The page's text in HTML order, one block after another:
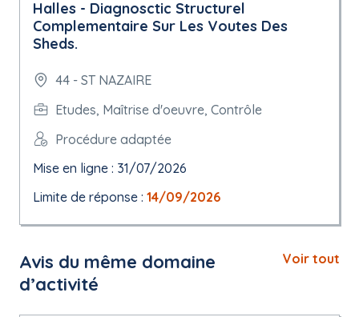
Halles - Diagnosctic Structurel
Complementaire Sur Les Voutes Des
Sheds.
44 - ST NAZAIRE
Etudes, Maîtrise d'oeuvre, Contrôle
Procédure adaptée
Mise en ligne : 31/07/2026
Limite de réponse : 14/09/2026
Avis du même domaine
d’activité
Voir tout